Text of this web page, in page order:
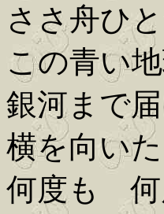
ささ舟ひ
この青い
銀河まで
横を向い
何度も 何